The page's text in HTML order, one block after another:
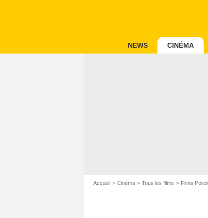
NEWS CINÉMA
Accueil Cinéma Tous les films Films